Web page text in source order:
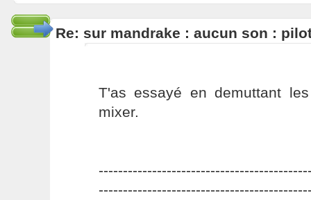
Re: sur mandrake : aucun son :
T'as essayé en demuttant
mixer.